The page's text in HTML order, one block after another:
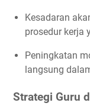
Kesadaran
prosedur kerja
Peningkatan
langsung
Strategi Guru